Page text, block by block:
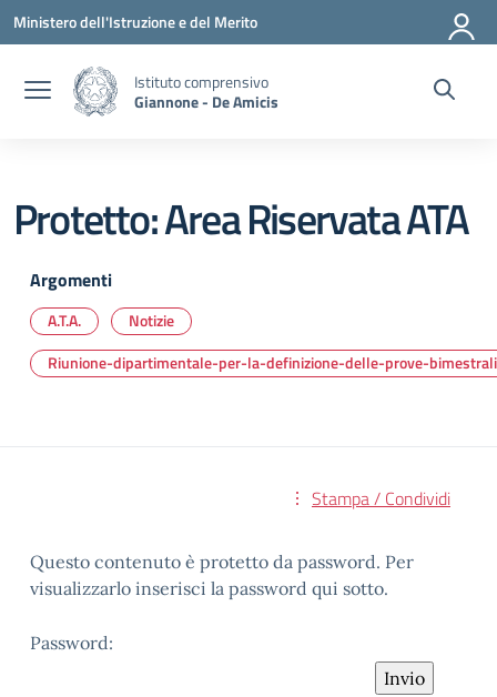
Vai ai contenuti
Vai al menu di navigazione
Vai al footer
Ministero dell'Istruzione e del Merito
Istituto comprensivo
Giannone - De Amicis
Protetto: Area Riservata ATA
Argomenti
A.T.A.
Notizie
Riunione-dipartimentale-per-la-definizione-delle-prove-bimestrali
Stampa / Condividi
Questo contenuto è protetto da password. Per
visualizzarlo inserisci la password qui sotto.
Password: